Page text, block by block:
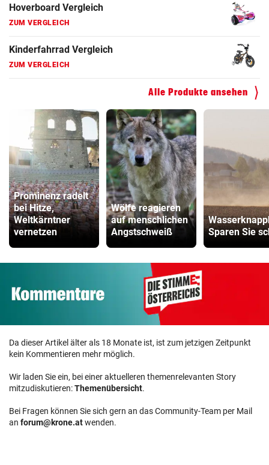
Hoverboard Vergleich
ZUM VERGLEICH
Kinderfahrrad Vergleich
ZUM VERGLEICH
Alle Produkte ansehen
Prominenz radelt
bei Hitze,
Weltkärntner
vernetzen
Wölfe reagieren
auf menschlichen
Angstschweiß
Sparen Sie
Da dieser Artikel älter als 18 Monate ist, ist zum jetzigen Zeitpunkt
kein Kommentieren mehr möglich.
Wir laden Sie ein, bei einer aktuelleren themenrelevanten Story
mitzudiskutieren:Themenübersicht.
Bei Fragen können Sie sich gern an das Community-Team per Mail
an forum@krone.atwenden.